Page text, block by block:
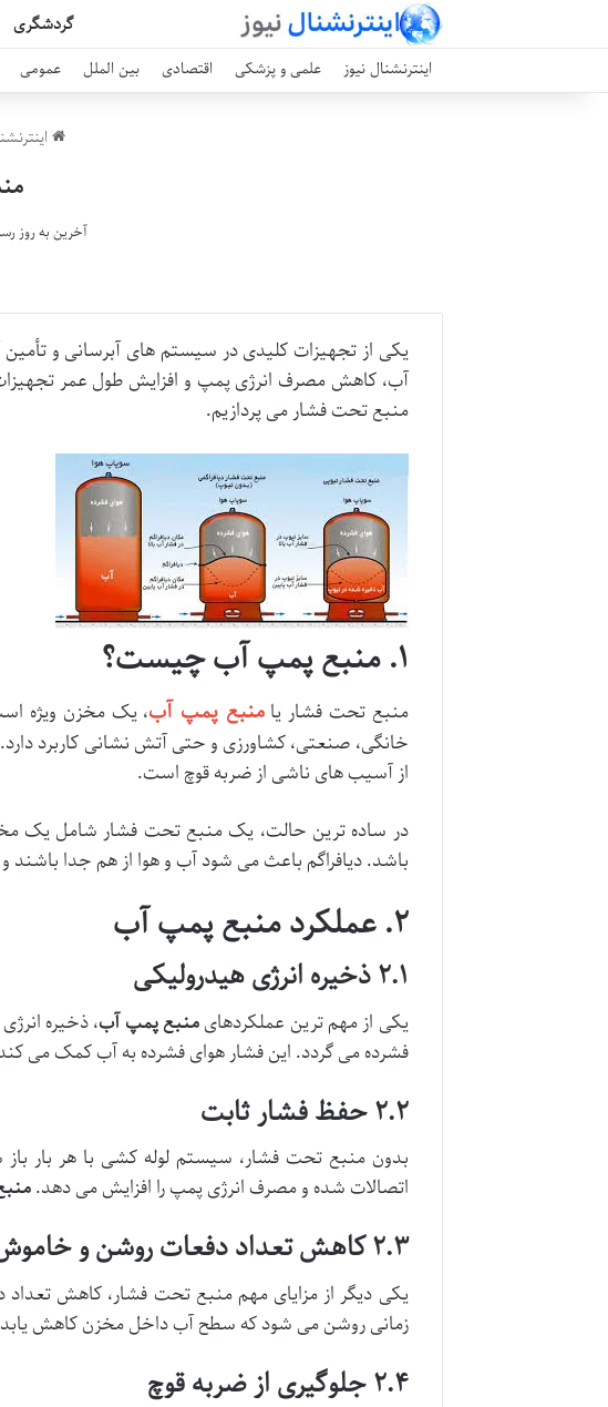
گردشگری
اینترنشنال نیوز علمی و پزشکی اقتصادی بین الملل عمومی
آخرین به روز رسانی: 9
یکی از تجهیزات کلیدی در سیستم های آبرسانی و
آب، کاهش مصرف انرژی پمپ و افزایش طول عمر
منبع تحت فشار می پردازیم.
۱. منبع پمپ آب چیست؟
منبع تحت فشار یامنبع پمپ آب، یک مخزن ویژه
خانگی، صنعتی، کشاورزی و حتی آتش نشانی کاربرد
از آسیب های ناشی از ضربه قوچ است.
در ساده ترین حالت، یک منبع تحت فشار شامل یک
باشد. دیافراگم باعث می شود آب و هوا از هم جدا باشند
۲. عملکرد منبع پمپ آب
۲.۱ ذخیره انرژی هیدرولیکی
یکی از مهم ترین عملکردهایمنبع پمپ آب، ذخیره
فشرده می گردد. این فشار هوای فشرده به آب کمک می
۲.۲ حفظ فشار ثابت
بدون منبع تحت فشار، سیستم لوله کشی با هر بار
اتصالات شده و مصرف انرژی پمپ را افزایش می دهد.
۲.۳ کاهش تعداد دفعات روشن و خاموش شدن پمپ
یکی دیگر از مزایای مهم منبع تحت فشار، کاهش
زمانی روشن می شود که سطح آب داخل مخزن کاهش یابد
۲.۴ جلوگیری از ضربه قوچ